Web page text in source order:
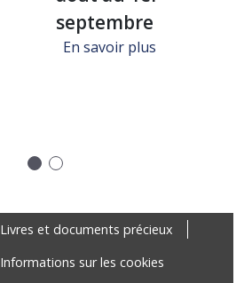
septembre
En savoir plus
Livres et documents précieux
Informations sur les cookies